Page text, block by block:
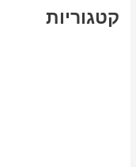
קטגוריות